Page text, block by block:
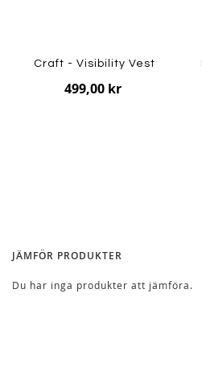
Craft - Visibility Vest
499,00 kr
JÄMFÖR PRODUKTER
Du har inga produkter att jämföra.